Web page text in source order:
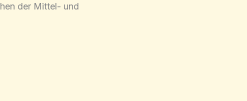
der Mittel- und